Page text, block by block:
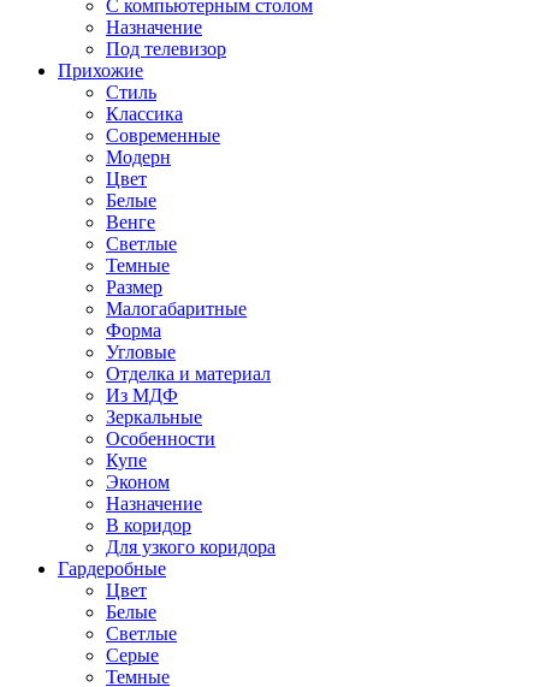
С компьютерным столом
Назначение
Под телевизор
Прихожие
Стиль
Классика
Современные
Модерн
Цвет
Белые
Венге
Светлые
Темные
Размер
Малогабаритные
Форма
Угловые
Отделка и материал
Из МДФ
Зеркальные
Особенности
Купе
Эконом
Назначение
В коридор
Для узкого коридора
Гардеробные
Цвет
Белые
Светлые
Серые
Темные